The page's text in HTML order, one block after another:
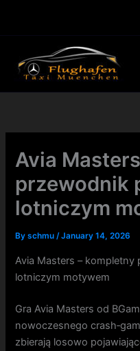
Avia
przewodnik
lotniczym
Byschmu/January 14, 2026
Avia Masters – kompletny
lotniczym motywem
Gra Avia Masters od
nowoczesnego
zbierają losowo